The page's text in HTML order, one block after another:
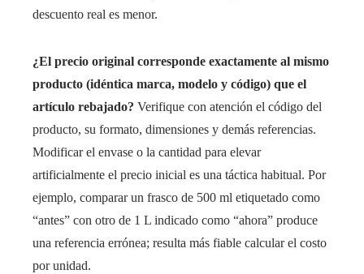
descuento real es menor.
¿El precio original corresponde exactamente al mismo
producto (idéntica marca, modelo y código) que el
artículo rebajado? Verifique con atención el código del
producto, su formato, dimensiones y demás referencias.
Modificar el envase o la cantidad para elevar
artificialmente el precio inicial es una táctica habitual. Por
ejemplo, comparar un frasco de 500 ml etiquetado como
“antes” con otro de 1 L indicado como “ahora” produce
una referencia errónea; resulta más fiable calcular el costo
por unidad.